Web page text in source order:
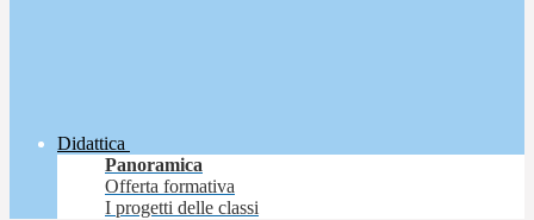
Didattica
Panoramica
Offerta formativa
I progetti delle classi